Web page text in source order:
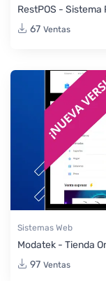
RestPOS - Sistema
67 Ventas
Sistemas Web
Modatek - Tienda
97 Ventas